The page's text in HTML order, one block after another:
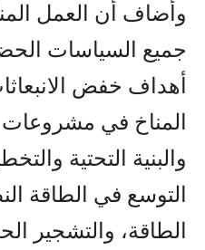
وأضاف أن العمل
جميع السياسات
أهداف خفض
المناخ في مشروعات
والبنية التحتية
التوسع في الطاقة
الطاقة، والتشجير